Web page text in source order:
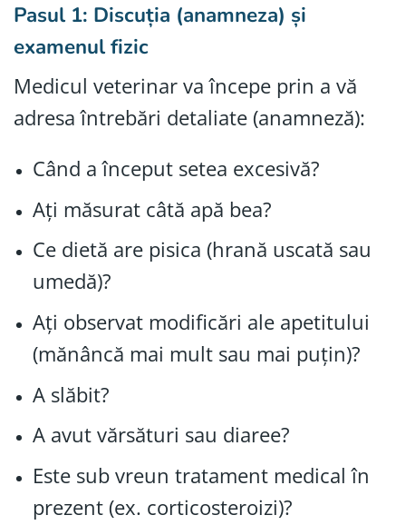
Pasul 1: Discuția (anamneza) și
examenul fizic
Medicul veterinar va începe prin a vă
adresa întrebări detaliate (anamneză):
Când a început setea excesivă?
Ați măsurat câtă apă bea?
Ce dietă are pisica (hrană uscată sau
umedă)?
Ați observat modificări ale apetitului
(mănâncă mai mult sau mai puțin)?
A slăbit?
A avut vărsături sau diaree?
Este sub vreun tratament medical în
prezent (ex. corticosteroizi)?